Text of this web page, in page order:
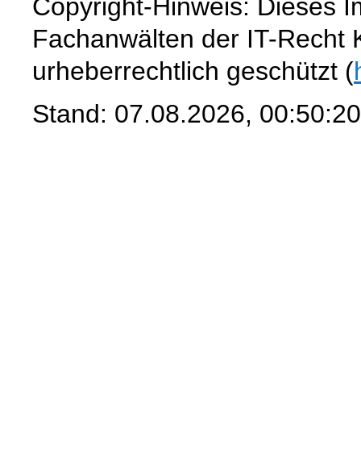
Copyright-Hinweis: Dieses
Fachanwälten der IT-Recht
urheberrechtlich geschützt (
Stand: 07.08.2026, 00:50:20